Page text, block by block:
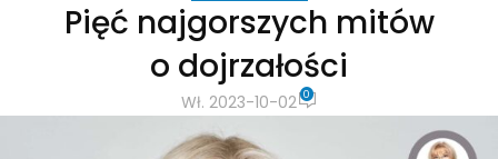
Pięć najgorszych mitów
o dojrzałości
Wł. 2023-10-02 0